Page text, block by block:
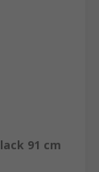
91 cm